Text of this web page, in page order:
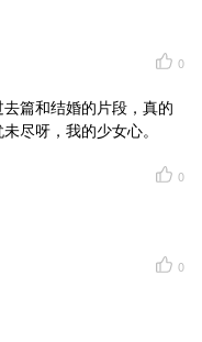
0
篇和结婚的片段，真的
尽呀，我的少女心。
0
0